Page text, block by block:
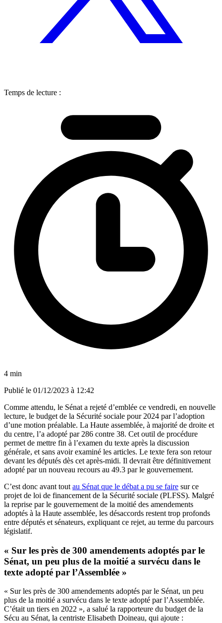
Temps de lecture :
4 min
Publié le 01/12/2023 à 12:42
Comme attendu, le Sénat a rejeté d’emblée ce vendredi, en nouvelle
lecture, le budget de la Sécurité sociale pour 2024 par l’adoption
d’une motion préalable. La Haute assemblée, à majorité de droite et
du centre, l’a adopté par 286 contre 38. Cet outil de procédure
permet de mettre fin à l’examen du texte après la discussion
générale, et sans avoir examiné les articles. Le texte fera son retour
devant les députés dès cet après-midi. Il devrait être définitivement
adopté par un nouveau recours au 49.3 par le gouvernement.
C’est donc avant tout au Sénat que le débat a pu se faire sur ce
projet de loi de financement de la Sécurité sociale (PLFSS). Malgré
la reprise par le gouvernement de la moitié des amendements
adoptés à la Haute assemblée, les désaccords restent trop profonds
entre députés et sénateurs, expliquant ce rejet, au terme du parcours
législatif.
« Sur les près de 300 amendements adoptés par le
Sénat, un peu plus de la moitié a survécu dans le
texte adopté par l’Assemblée »
« Sur les près de 300 amendements adoptés par le Sénat, un peu
plus de la moitié a survécu dans le texte adopté par l’Assemblée.
C’était un tiers en 2022 », a salué la rapporteure du budget de la
Sécu au Sénat, la centriste Elisabeth Doineau, qui ajoute :